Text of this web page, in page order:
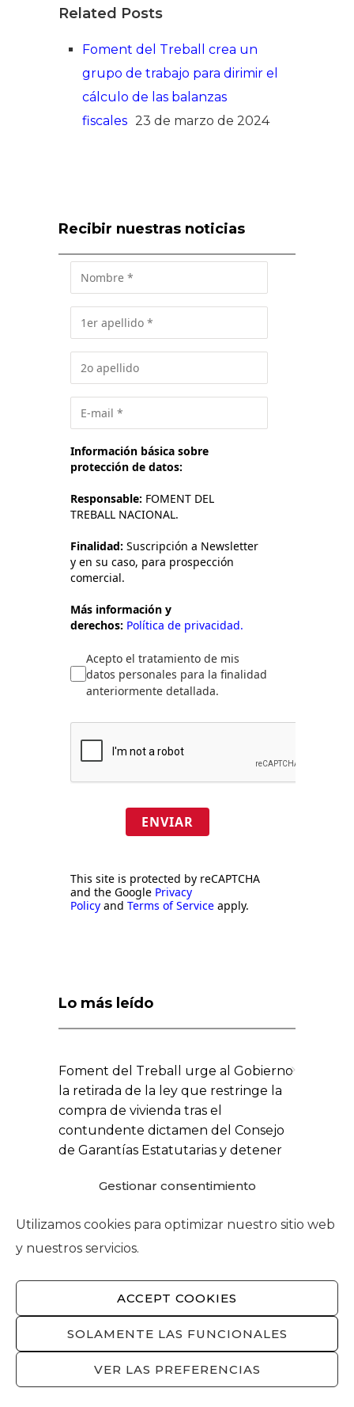
Gestionar consentimiento
Utilizamos cookies para optimizar nuestro sitio web
y nuestros servicios.
ACCEPT COOKIES
SOLAMENTE LAS FUNCIONALES
VER LAS PREFERENCIAS
Related Posts
Foment del Treball crea un
grupo de trabajo para dirimir el
cálculo de las balanzas
fiscales 23 de marzo de 2024
Recibir nuestras noticias
Información básica sobre
protección de datos:
Responsable: FOMENT DEL
TREBALL NACIONAL.
Finalidad: Suscripción a Newsletter
y en su caso, para prospección
comercial.
Más información y
derechos: Política de privacidad.
Acepto el tratamiento de mis
datos personales para la finalidad
anteriormente detallada.
ENVIAR
This site is protected by reCAPTCHA
and the Google Privacy
Policy and Terms of Service apply.
Lo más leído
Foment del Treball urge al Gobierno
la retirada de la ley que restringe la
compra de vivienda tras el
contundente dictamen del Consejo
de Garantías Estatutarias y detener
5 de agosto de 2026
Foment alerta del repunte del paro
en julio a pesar del buen
Actividades